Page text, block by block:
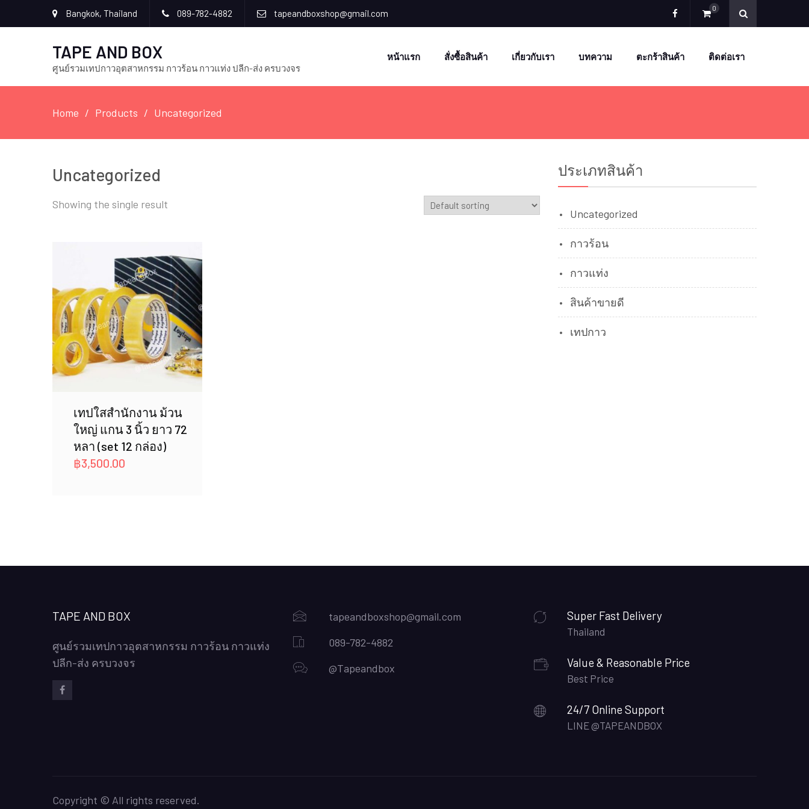
Bangkok, Thailand 089-782-4882 tapeandboxshop@gmail.com 0
TAPE AND BOX
ศูนย์รวมเทปกาวอุตสาหกรรม กาวร้อน กาวแท่ง ปลีก-ส่ง ครบวงจร
หน้าแรก สั่งซื้อสินค้า เกี่ยวกับเรา บทความ ตะกร้าสินค้า ติดต่อเรา
Home Products Uncategorized
Uncategorized
Showing the single result
เทปใสสำนักงาน ม้วน
ใหญ่ แกน 3 นิ้ว ยาว 72
หลา (set 12 กล่อง)
฿3,500.00
ประเภทสินค้า
Uncategorized
กาวร้อน
กาวแท่ง
สินค้าขายดี
เทปกาว
TAPE AND BOX
ศูนย์รวมเทปกาวอุตสาหกรรม กาวร้อน กาวแท่ง
ปลีก-ส่ง ครบวงจร
tapeandboxshop@gmail.com
089-782-4882
@Tapeandbox
Super Fast Delivery
Thailand
Value & Reasonable Price
Best Price
24/7 Online Support
LINE @TAPEANDBOX
Copyright © All rights reserved.